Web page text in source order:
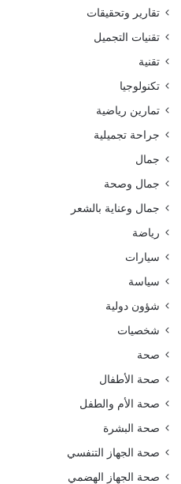
تقارير وتحقيقات
تقنيات التجميل
تقنية
تكنولوجيا
تمارين رياضية
جراحة تجميلية
جمال
جمال وصحة
جمال وعناية بالشعر
رياضة
سيارات
سياسة
شؤون دولية
شخصيات
صحة
صحة الأطفال
صحة الأم والطفل
صحة البشرة
صحة الجهاز التنفسي
صحة الجهاز الهضمي